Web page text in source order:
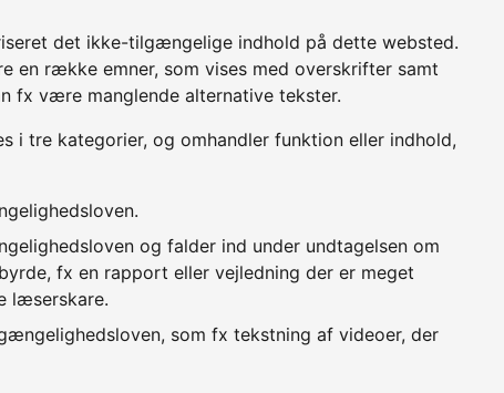
det ikke-tilgængelige indhold på dette websted.
en række emner, som vises med overskrifter samt
fx være manglende alternative tekster.
i tre kategorier, og omhandler funktion eller indhold,
og falder ind under undtagelsen om
fx en rapport eller vejledning der er meget
læserskare.
som fx tekstning af videoer, der